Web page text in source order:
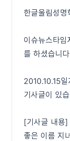
한글울림성명
이슈뉴스타
를 하셨습니다
2010.10.15일
기사글이 있
[기사글 내용]
좋은 이름 지